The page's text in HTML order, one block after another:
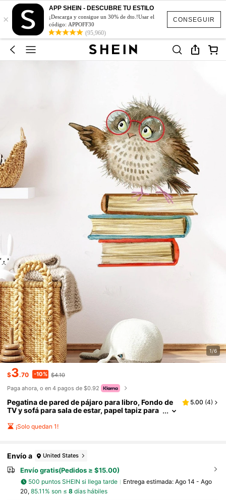
CONSEGUIR
×
APP SHEIN - DESCUBRE TU ESTILO
¡Descarga y consigue un 30% de dto.!Usar el
código: APPOFF30
(95,960)
1/6
$3.70 -10% $4.10
Paga ahora, o en 4 pagos de $0.92
Pegatina de pared de pájaro para libro, Fondo de
TV y sofá para sala de estar, papel tapiz para
as para dormitorio y oficina, 1 pieza
5.00 (4)
¡Solo quedan 1!
Envío a United States
Envío gratis(Pedidos ≥ $15.00)
500 puntos SHEIN si llega tarde Entrega estimada: Ago 14 - Ago
20, 85.11% son ≤ 8días hábiles